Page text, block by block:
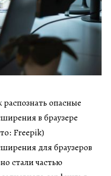
распознать опасные
в браузере
Freepik)
для браузеров
стали частью